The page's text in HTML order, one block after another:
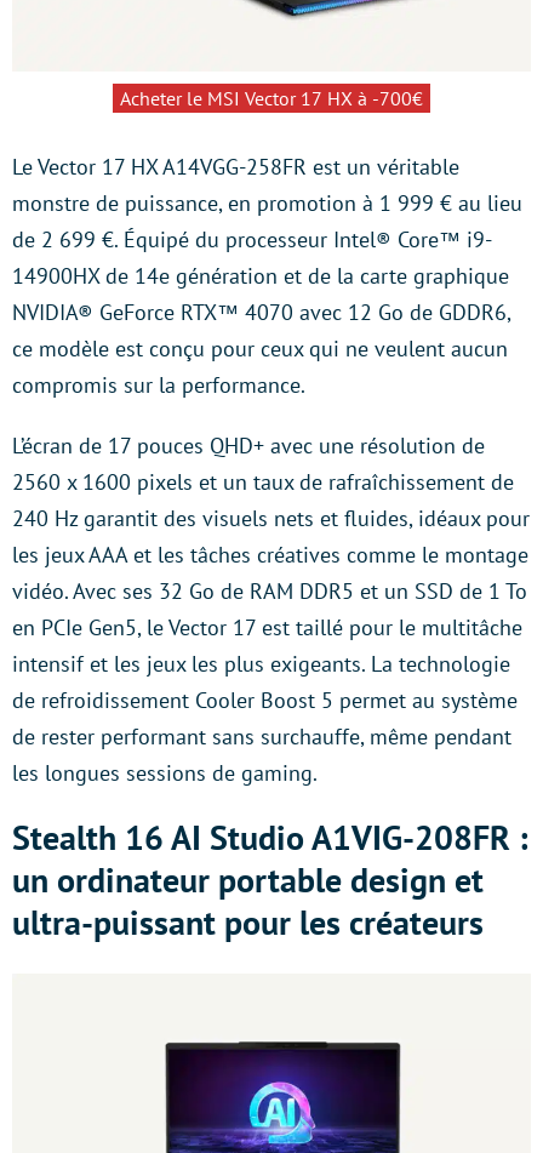
Acheter le MSI Vector 17 HX à -700€
Le Vector 17 HX A14VGG-258FR est un véritable
monstre de puissance, en promotion à 1 999 € au lieu
de 2 699 €. Équipé du processeur Intel® Core™ i9-
14900HX de 14e génération et de la carte graphique
NVIDIA® GeForce RTX™ 4070 avec 12 Go de GDDR6,
ce modèle est conçu pour ceux qui ne veulent aucun
compromis sur la performance.
L’écran de 17 pouces QHD+ avec une résolution de
2560 x 1600 pixels et un taux de rafraîchissement de
240 Hz garantit des visuels nets et fluides, idéaux pour
les jeux AAA et les tâches créatives comme le montage
vidéo. Avec ses 32 Go de RAM DDR5 et un SSD de 1 To
en PCIe Gen5, le Vector 17 est taillé pour le multitâche
intensif et les jeux les plus exigeants. La technologie
de refroidissement Cooler Boost 5 permet au système
de rester performant sans surchauffe, même pendant
les longues sessions de gaming.
Stealth 16 AI Studio A1VIG-208FR :
un ordinateur portable design et
ultra-puissant pour les créateurs